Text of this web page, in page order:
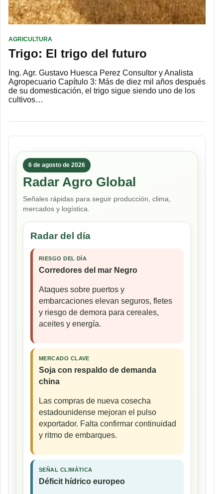
AGRICULTURA
Trigo: El trigo del futuro
Ing. Agr. Gustavo Huesca Perez Consultor y Analista
Agropecuario Capítulo 3: Más de diez mil años después
de su domesticación, el trigo sigue siendo uno de los
cultivos…
6 de agosto de 2026
Radar Agro Global
Señales rápidas para seguir producción, clima,
mercados y logística.
Radar del día
RIESGO DEL DÍA
Corredores del mar Negro
Ataques sobre puertos y
embarcaciones elevan seguros, fletes
y riesgo de demora para cereales,
aceites y energía.
MERCADO CLAVE
Soja con respaldo de demanda
china
Las compras de nueva cosecha
estadounidense mejoran el pulso
exportador. Falta confirmar continuidad
y ritmo de embarques.
SEÑAL CLIMÁTICA
Déficit hídrico europeo